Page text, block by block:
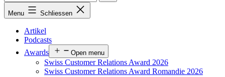
Menu Schliessen
Artikel
Podcasts
Awards
Open menu
Swiss Customer Relations Award 2026
Swiss Customer Relations Award Romandie 2026